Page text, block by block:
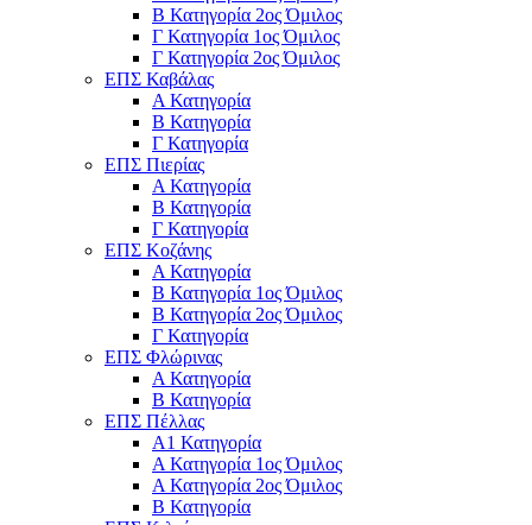
Β Κατηγορία 2ος Όμιλος
Γ Κατηγορία 1ος Όμιλος
Γ Κατηγορία 2ος Όμιλος
ΕΠΣ Καβάλας
Α Κατηγορία
Β Κατηγορία
Γ Κατηγορία
ΕΠΣ Πιερίας
Α Κατηγορία
Β Κατηγορία
Γ Κατηγορία
ΕΠΣ Κοζάνης
Α Κατηγορία
Β Κατηγορία 1ος Όμιλος
Β Κατηγορία 2ος Όμιλος
Γ Κατηγορία
ΕΠΣ Φλώρινας
Α Κατηγορία
Β Κατηγορία
ΕΠΣ Πέλλας
Α1 Κατηγορία
Α Κατηγορία 1ος Όμιλος
Α Κατηγορία 2ος Όμιλος
Β Κατηγορία